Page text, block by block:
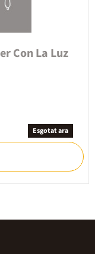
Con La Luz
Esgotat ara